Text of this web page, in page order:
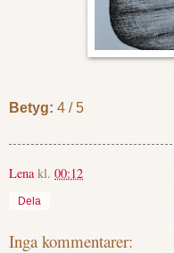
Betyg: 4 / 5
Lena kl. 00:12
Dela
Inga kommentarer: